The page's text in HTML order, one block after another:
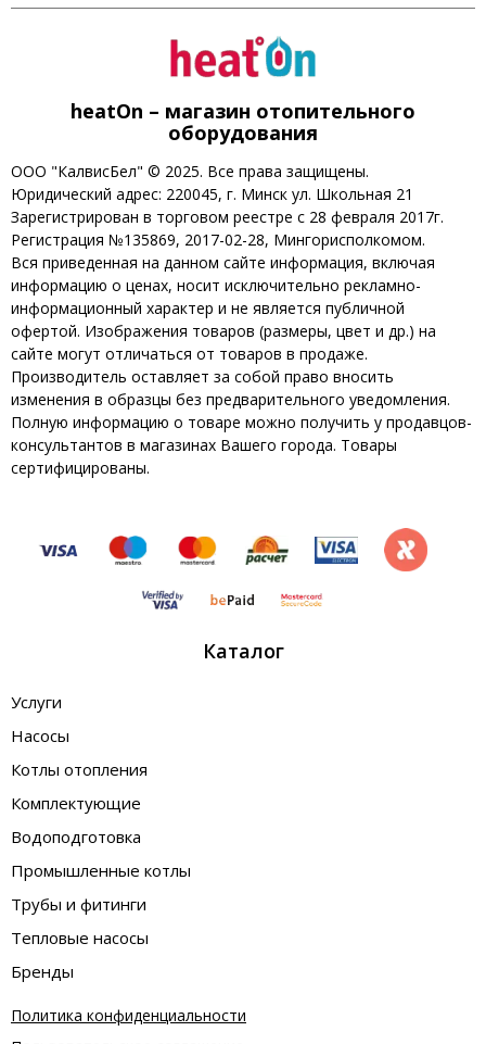
heatOn – магазин отопительного
оборудования
ООО "КалвисБел" © 2025. Все права защищены.
Юридический адрес: 220045, г. Минск ул. Школьная 21
Зарегистрирован в торговом реестре с 28 февраля 2017г.
Регистрация №135869, 2017-02-28, Мингорисполкомом.
Вся приведенная на данном сайте информация, включая
информацию о ценах, носит исключительно рекламно-
информационный характер и не является публичной
офертой. Изображения товаров (размеры, цвет и др.) на
сайте могут отличаться от товаров в продаже.
Производитель оставляет за собой право вносить
изменения в образцы без предварительного уведомления.
Полную информацию о товаре можно получить у продавцов-
консультантов в магазинах Вашего города. Товары
сертифицированы.
Каталог
Услуги
Насосы
Котлы отопления
Комплектующие
Водоподготовка
Промышленные котлы
Трубы и фитинги
Тепловые насосы
Бренды
Политика конфиденциальности